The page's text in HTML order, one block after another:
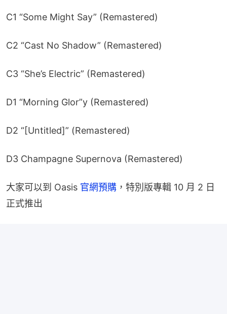
C1 “Some Might Say” (Remastered)
C2 “Cast No Shadow” (Remastered)
C3 “She’s Electric” (Remastered)
D1 “Morning Glor”y (Remastered)
D2 “[Untitled]” (Remastered)
D3 Champagne Supernova (Remastered)
大家可以到 Oasis 官網預購 ，特別版專輯 10 月 2 日
正式推出